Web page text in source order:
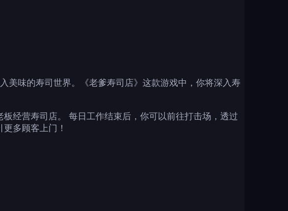
美味的寿司世界。《老爹寿司店》这款游戏中，你将深入寿
经营寿司店。 每日工作结束后，你可以前往打击场，透过
多顾客上门！